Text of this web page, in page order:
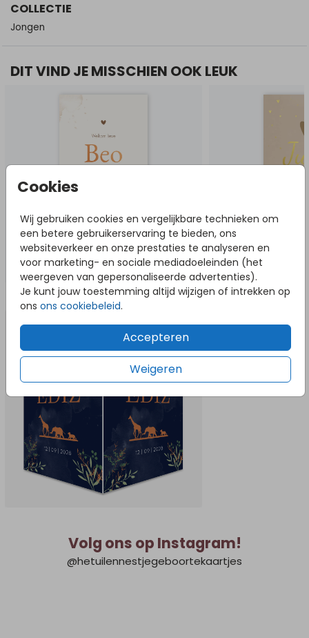
Cookies
Wij gebruiken cookies en vergelijkbare technieken om
een betere gebruikerservaring te bieden, ons
websiteverkeer en onze prestaties te analyseren en
voor marketing- en sociale mediadoeleinden (het
weergeven van gepersonaliseerde advertenties).
Je kunt jouw toestemming altijd wijzigen of intrekken op
ons ons cookiebeleid.
Accepteren
Weigeren
COLLECTIE
Jongen
DIT VIND JE MISSCHIEN OOK LEUK
NOG MEER IN DEZE STIJL
Volg ons op Instagram!
@hetuilennestjegeboortekaartjes